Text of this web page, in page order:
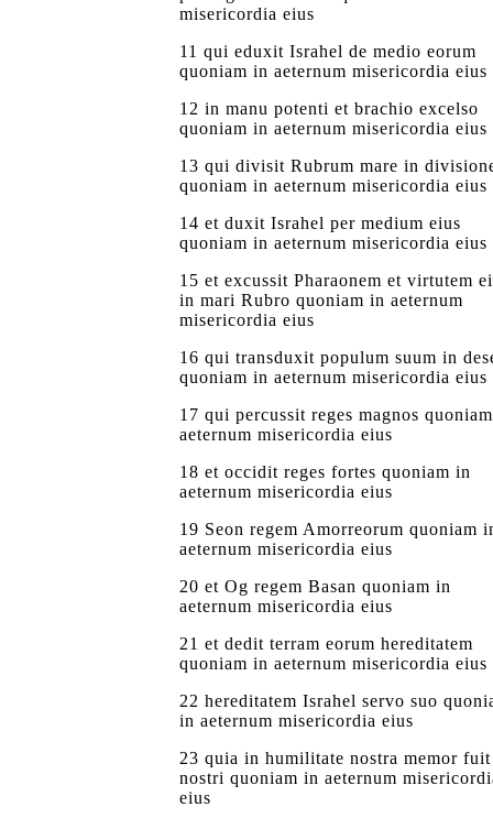
misericordia eius
11 qui eduxit Israhel de medio eorum
quoniam in aeternum misericordia eius
12 in manu potenti et brachio excelso
quoniam in aeternum misericordia eius
13 qui divisit Rubrum mare in
quoniam in aeternum misericordia eius
14 et duxit Israhel per medium eius
quoniam in aeternum misericordia eius
15 et excussit Pharaonem et virtutem
in mari Rubro quoniam in aeternum
misericordia eius
16 qui transduxit populum suum in
quoniam in aeternum misericordia eius
17 qui percussit reges magnos
aeternum misericordia eius
18 et occidit reges fortes quoniam in
aeternum misericordia eius
19 Seon regem Amorreorum quoniam
aeternum misericordia eius
20 et Og regem Basan quoniam in
aeternum misericordia eius
21 et dedit terram eorum hereditatem
quoniam in aeternum misericordia eius
22 hereditatem Israhel servo suo
in aeternum misericordia eius
23 quia in humilitate nostra memor fuit
nostri quoniam in aeternum
eius